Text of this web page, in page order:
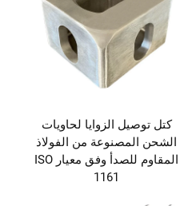
كتل توصيل الزوايا لحاويات
الشحن المصنوعة من الفولاذ
المقاوم للصدأ وفق معيار ISO
1161